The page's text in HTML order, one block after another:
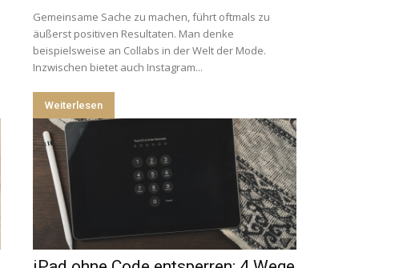
Gemeinsame Sache zu machen, führt oftmals zu
äußerst positiven Resultaten. Man denke
beispielsweise an Collabs in der Welt der Mode.
Inzwischen bietet auch Instagram...
Weiterlesen